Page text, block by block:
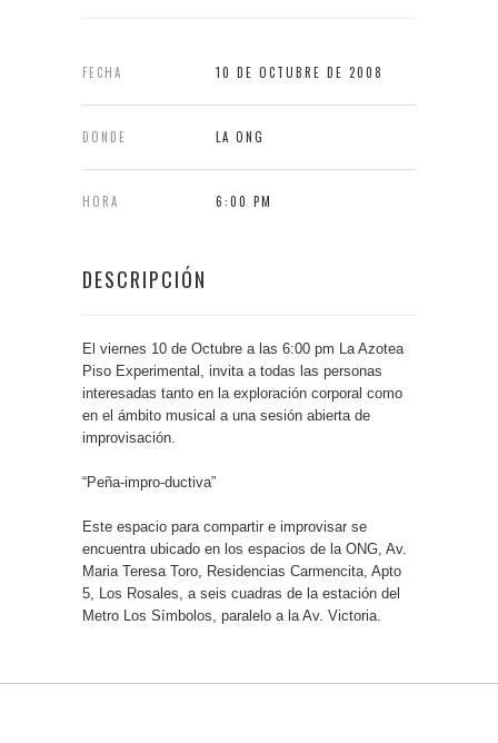
FECHA 10 DE OCTUBRE DE 2008
DONDE LA ONG
HORA 6:00 PM
DESCRIPCIÓN
El viernes 10 de Octubre a las 6:00 pm La Azotea
Piso Experimental, invita a todas las personas
interesadas tanto en la exploración corporal como
en el ámbito musical a una sesión abierta de
improvisación.
“Peña-impro-ductiva”
Este espacio para compartir e improvisar se
encuentra ubicado en los espacios de la ONG, Av.
Maria Teresa Toro, Residencias Carmencita, Apto
5, Los Rosales, a seis cuadras de la estación del
Metro Los Símbolos, paralelo a la Av. Victoria.